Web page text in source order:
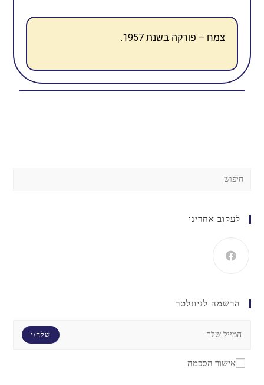
צמח – פורקה בשנת 1957.
לעקוב אחרינו
הרשמה לניוזלטר
שלח/י
אישור הסכמה